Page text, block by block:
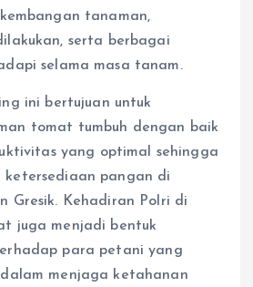
tanaman,
serta berbagai
selama masa tanam.
ini bertujuan untuk
tomat tumbuh dengan baik
yang optimal sehingga
ketersediaan pangan di
Gresik. Kehadiran Polri di
juga menjadi bentuk
para petani yang
menjaga ketahanan